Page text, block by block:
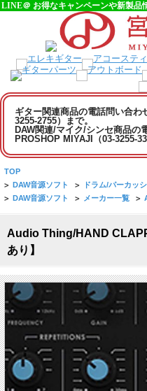
LINE＠ お得なキャンペーンや新製品
ギター関連商品の電話問い合
3255-2755）まで。
DAW関連/マイク/シンセ商品の
PROSHOP MIYAJI（03-3255-
TOP
> DAW音源ソフト > ドラム/パーカッ
> DAW音源ソフト > メーカー一覧 >
Audio Thing/HAND
あり】